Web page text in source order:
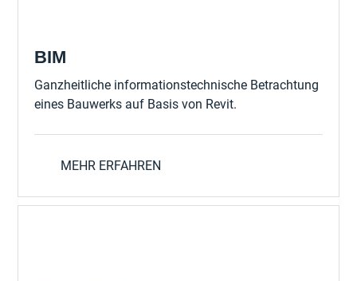
BIM
Ganzheitliche informationstechnische Betrachtung
eines Bauwerks auf Basis von Revit.
MEHR ERFAHREN